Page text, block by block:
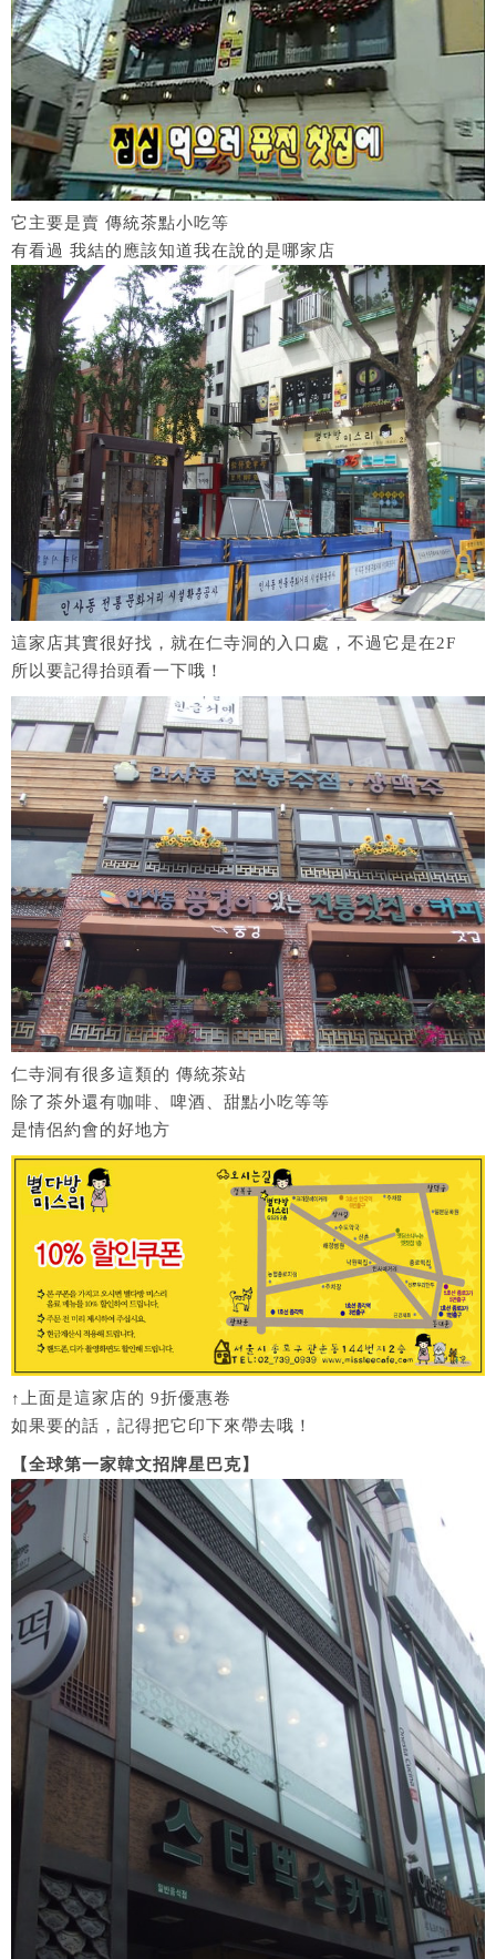
它主要是賣 傳統茶點小吃等
有看過 我結的應該知道我在說的是哪家店
這家店其實很好找，就在仁寺洞的入口處，不過它是在2F
所以要記得抬頭看一下哦！
仁寺洞有很多這類的 傳統茶站
除了茶外還有咖啡、啤酒、甜點小吃等等
是情侶約會的好地方
↑上面是這家店的 9折優惠卷
如果要的話，記得把它印下來帶去哦！
【全球第一家韓文招牌星巴克】